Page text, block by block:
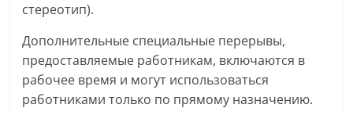
стереотип).
Дополнительные специальные перерывы,
предоставляемые работникам, включаются в
рабочее время и могут использоваться
работниками только по прямому назначению.